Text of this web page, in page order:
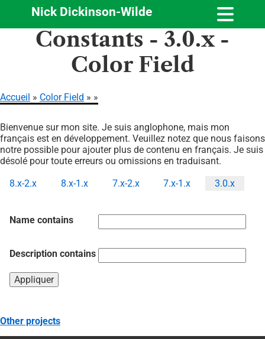
Aller
Nick Dickinson-Wilde
Constants - 3.0.x -
Color Field
d'Ariane
Accueil Color Field
Bienvenue sur mon site. Je suis anglophone, mais mon
français est en développement. Veuillez notez que nous faisons
notre possible pour ajouter plus de contenu en français. Je suis
désolé pour toute erreurs ou omissions en traduisant.
principaux
8.x-2.x 8.x-1.x 7.x-2.x 7.x-1.x 3.0.x
Name contains
Description contains
Other projects